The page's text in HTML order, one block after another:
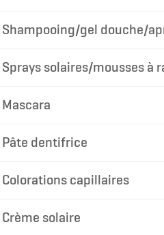
Shampooing/gel douche/
Sprays solaires/mousses à
Mascara
Pâte dentifrice
Colorations capillaires
Crème solaire